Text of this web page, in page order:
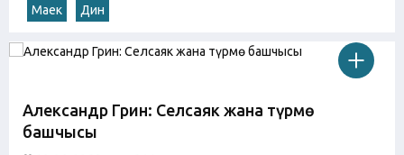
Маек Дин
Александр Грин: Селсаяк жана түрмө
башчысы